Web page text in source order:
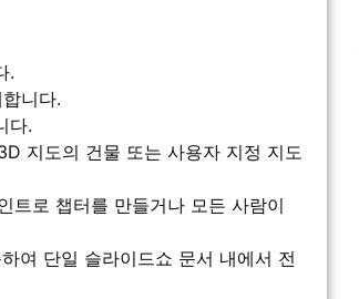
.
니다.
다.
지도의 건물 또는 사용자 지정 지도
트로 챕터를 만들거나 모든 사람이
여 단일 슬라이드쇼 문서 내에서 전